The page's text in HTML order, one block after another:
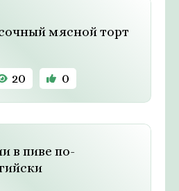
мясной торт
20 0
в пиве по-